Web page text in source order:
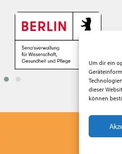
Um dir ein
dieser
können